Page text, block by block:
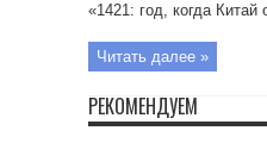
«1421: год, когда
Читать далее »
РЕКОМЕНДУЕМ